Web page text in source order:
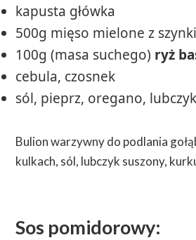
kapusta główka
500g mięso mielone z
100g (masa suchego) ryż
cebula, czosnek
sól, pieprz, oregano,
Bulion warzywny do podlania
kulkach, sól, lubczyk suszony,
Sos pomidorowy: